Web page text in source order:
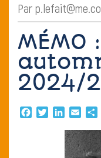
Plateforme MÉMO
Ressources TCL
Adhérez
Par
MÉMO :
2024/
FacebookTwitterLinkedIn
Email